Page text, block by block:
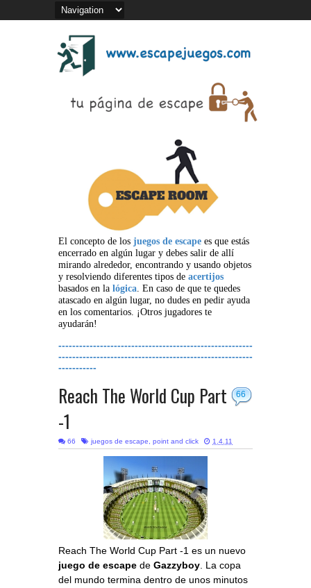
El concepto de los juegos de escape es que estás
encerrado en algún lugar y debes salir de allí
mirando alrededor, encontrando y usando objetos
y resolviendo diferentes tipos de acertijos
basados en la lógica. En caso de que te quedes
atascado en algún lugar, no dudes en pedir ayuda
en los comentarios. ¡Otros jugadores te
ayudarán!
--------------------------------------------------------
--------------------------------------------------------
-----------
66
Reach The World Cup Part
-1
66 juegos de escape, point and click 1.4.11
Reach The World Cup Part -1 es un nuevo
juego de escape de Gazzyboy. La copa
del mundo termina dentro de unos minutos